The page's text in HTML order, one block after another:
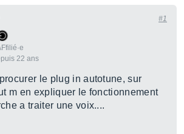
22 ans
#1
le plug in autotune, sur
m en expliquer le fonctionnement
a traiter une voix....